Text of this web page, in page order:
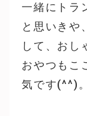
一緒にトラ
と思いきや
して、おし
おやつもこ
気です(^^)。